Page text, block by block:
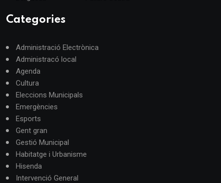
Categories
Administració Electrònica
Administracó local
Agenda
Cultura
Eleccions Municipals
Emergències
Esports
Gent gran
Gestió Municipal
Habitatge i Urbanisme
Hisenda
Intervenció General